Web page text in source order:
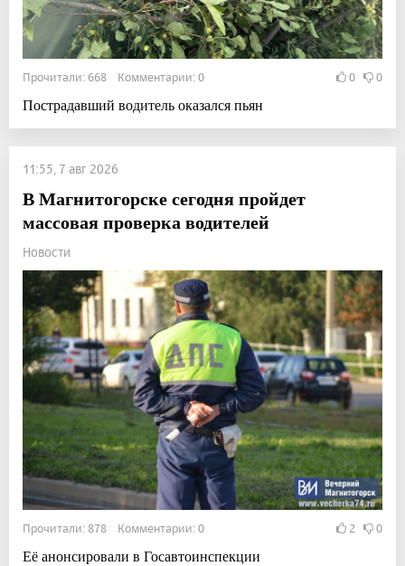
Прочитали: 668 Комментарии: 0 0 0
Пострадавший водитель оказался пьян
11:55, 7 авг 2026
В Магнитогорске сегодня пройдет
массовая проверка водителей
Новости
Прочитали: 878 Комментарии: 0 2 0
Её анонсировали в Госавтоинспекции